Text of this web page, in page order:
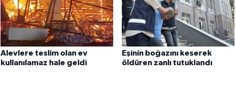
Alevlere teslim olan ev
kullanılamaz hale geldi
Eşinin boğazını keserek
öldüren zanlı tutuklandı